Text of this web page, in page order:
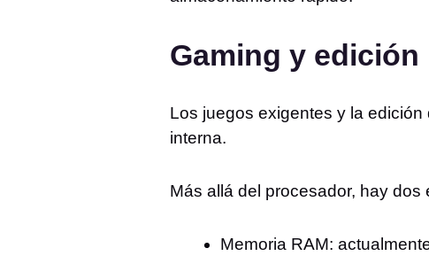
Gaming y edición
Los juegos exigentes y la
interna.
Más allá del procesador, hay
Memoria RAM: